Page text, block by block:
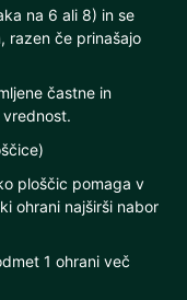
na 6 ali 8) in se
razen če prinašajo
častne in
ploščic pomaga v
ohrani najširši nabor
1 ohrani več